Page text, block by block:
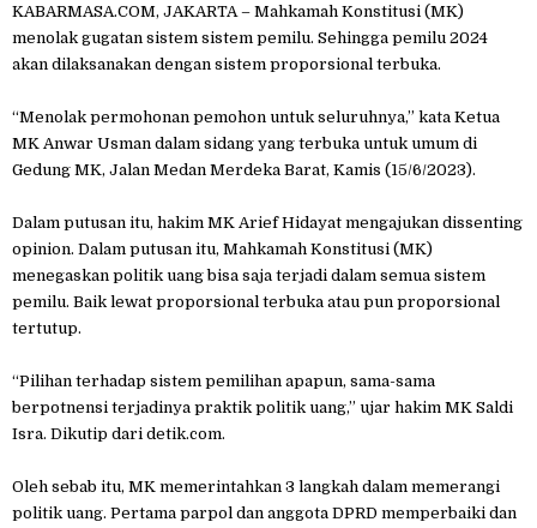
KABARMASA.COM, JAKARTA – Mahkamah Konstitusi (MK)
menolak gugatan sistem sistem pemilu. Sehingga pemilu 2024
akan dilaksanakan dengan sistem proporsional terbuka.
“Menolak permohonan pemohon untuk seluruhnya,” kata Ketua
MK Anwar Usman dalam sidang yang terbuka untuk umum di
Gedung MK, Jalan Medan Merdeka Barat, Kamis (15/6/2023).
Dalam putusan itu, hakim MK Arief Hidayat mengajukan dissenting
opinion. Dalam putusan itu, Mahkamah Konstitusi (MK)
menegaskan politik uang bisa saja terjadi dalam semua sistem
pemilu. Baik lewat proporsional terbuka atau pun proporsional
tertutup.
“Pilihan terhadap sistem pemilihan apapun, sama-sama
berpotnensi terjadinya praktik politik uang,” ujar hakim MK Saldi
Isra. Dikutip dari detik.com.
Oleh sebab itu, MK memerintahkan 3 langkah dalam memerangi
politik uang. Pertama parpol dan anggota DPRD memperbaiki dan